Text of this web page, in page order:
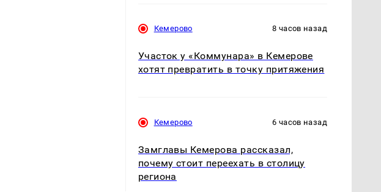
Кемерово 8 часов назад
Участок у «Коммунара» в Кемерове
хотят превратить в точку притяжения
Кемерово 6 часов назад
Замглавы Кемерова рассказал,
почему стоит переехать в столицу
региона